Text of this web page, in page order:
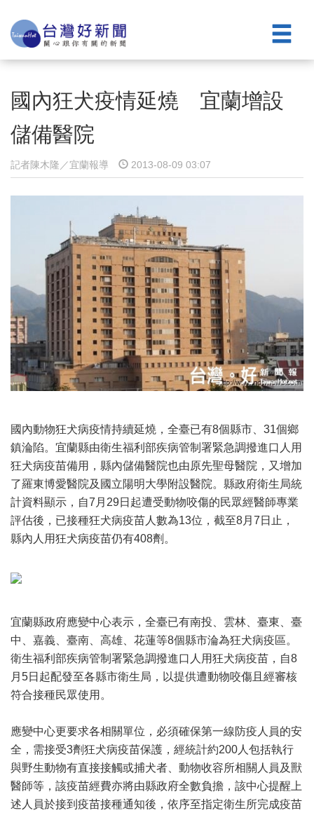
國內狂犬疫情延燒 宜蘭增設
儲備醫院
記者陳木隆／宜蘭報導 2013-08-09 03:07
國內動物狂犬病疫情持續延燒，全臺已有8個縣市、31個鄉
鎮淪陷。宜蘭縣由衛生福利部疾病管制署緊急調撥進口人用
狂犬病疫苗備用，縣內儲備醫院也由原先聖母醫院，又增加
了羅東博愛醫院及國立陽明大學附設醫院。縣政府衛生局統
計資料顯示，自7月29日起遭受動物咬傷的民眾經醫師專業
評估後，已接種狂犬病疫苗人數為13位，截至8月7日止，
縣內人用狂犬病疫苗仍有408劑。
宜蘭縣政府應變中心表示，全臺已有南投、雲林、臺東、臺
中、嘉義、臺南、高雄、花蓮等8個縣市淪為狂犬病疫區。
衛生福利部疾病管制署緊急調撥進口人用狂犬病疫苗，自8
月5日起配發至各縣市衛生局，以提供遭動物咬傷且經審核
符合接種民眾使用。
應變中心更要求各相關單位，必須確保第一線防疫人員的安
全，需接受3劑狂犬病疫苗保護，經統計約200人包括執行
與野生動物有直接接觸或捕犬者、動物收容所相關人員及獸
醫師等，該疫苗經費亦將由縣政府全數負擔，該中心提醒上
述人員於接到疫苗接種通知後，依序至指定衛生所完成疫苗